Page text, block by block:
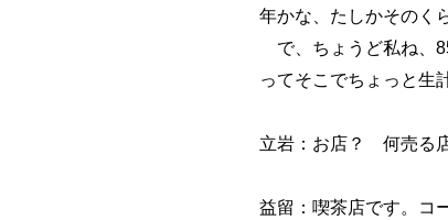
年かな、たしかそのく
で、ちょうど私ね、
ってそこでちょっと生
立岩：お店？ 何売る
益留：喫茶店です。コ